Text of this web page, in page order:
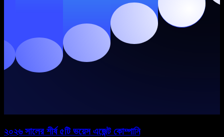
২০২৬ সালের শীর্ষ ৫টি ভয়েস এজেন্ট কোম্পানি